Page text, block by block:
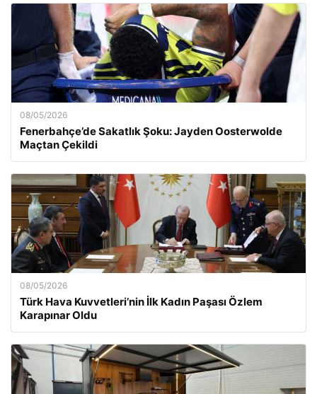
08/05/2026
Fenerbahçe’de Sakatlık Şoku: Jayden Oosterwolde
Maçtan Çekildi
08/05/2026
Türk Hava Kuvvetleri’nin İlk Kadın Paşası Özlem
Karapınar Oldu